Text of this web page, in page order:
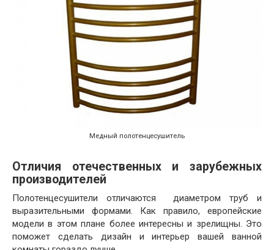
Медный полотенцесушитель
Отличия отечественных и зарубежных
производителей
Полотенцесушители отличаются диаметром труб и
выразительными формами. Как правило, европейские
модели в этом плане более интересны и зрелищны. Это
поможет сделать дизайн и интерьер вашей ванной